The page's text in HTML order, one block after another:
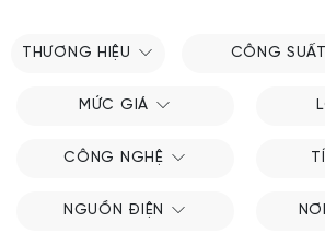
THƯƠNG HIỆU CÔNG SUẤT
MỨC GIÁ
CÔNG NGHỆ
NGUỒN ĐIỆN